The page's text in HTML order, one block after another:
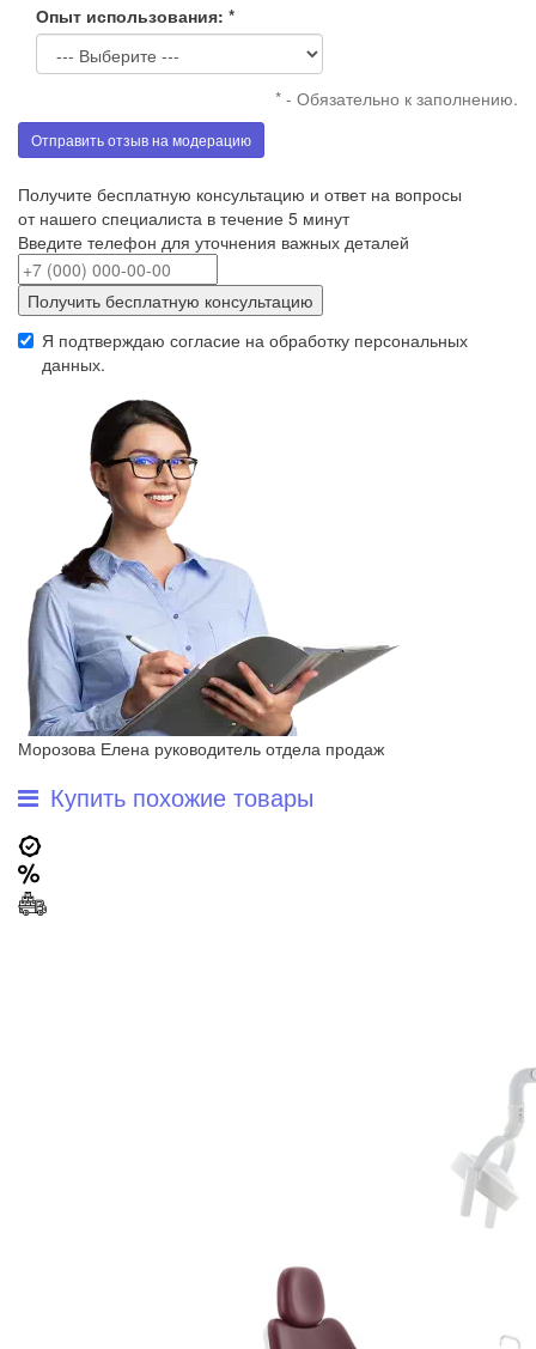
Опыт использования: *
* - Обязательно к заполнению.
Отправить отзыв на модерацию
Получите бесплатную консультацию и ответ на вопросы
от нашего специалиста в течение 5 минут
Введите телефон для уточнения важных деталей
Получить бесплатную консультацию
Я подтверждаю согласие на обработку персональных
данных.
Морозова Елена руководитель отдела продаж
Купить похожие товары